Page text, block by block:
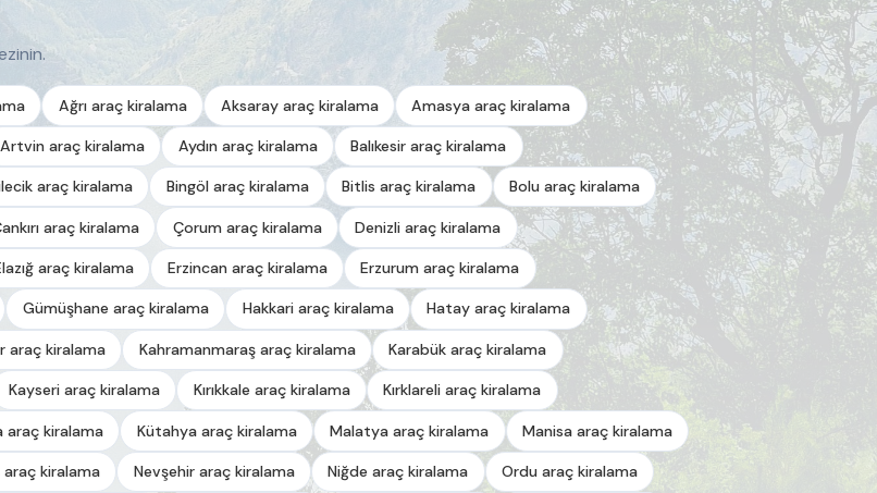
Ağrı araç kiralama Aksaray araç kiralama Amasya araç kiralama
Artvin araç kiralama Aydın araç kiralama Balıkesir araç kiralama
araç kiralama Bingöl araç kiralama Bitlis araç kiralama Bolu araç kiralama
araç kiralama Çorum araç kiralama Denizli araç kiralama
araç kiralama Erzincan araç kiralama Erzurum araç kiralama
Gümüşhane araç kiralama Hakkari araç kiralama Hatay araç kiralama
araç kiralama Kahramanmaraş araç kiralama Karabük araç kiralama
Kayseri araç kiralama Kırıkkale araç kiralama Kırklareli araç kiralama
araç kiralama Kütahya araç kiralama Malatya araç kiralama Manisa araç kiralama
araç kiralama Nevşehir araç kiralama Niğde araç kiralama Ordu araç kiralama